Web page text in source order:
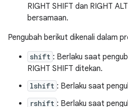
RIGHT SHIFT dan RIGHT
bersamaan.
Pengubah berikut dikenali dalam
shift : Berlaku saat
RIGHT SHIFT ditekan.
lshift : Berlaku saat
rshift : Berlaku saat